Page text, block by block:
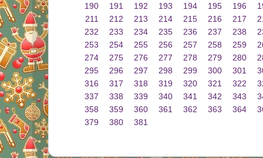
190
191 192 193 194 195 196
211
212 213 214 215 216 217
232
233 234 235 236 237 238
253
254 255 256 257 258 259
274
275 276 277 278 279 280
295
296 297 298 299 300 301
316
317 318 319 320 321 322
337
338 339 340 341 342 343
358
359 360 361 362 363 364
379
380 381